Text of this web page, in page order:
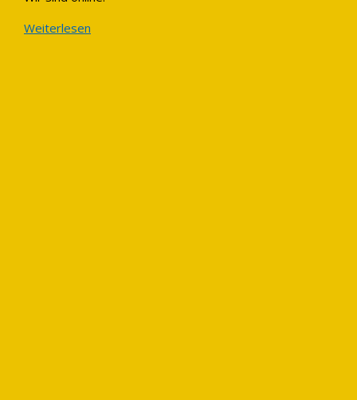
Weiterlesen